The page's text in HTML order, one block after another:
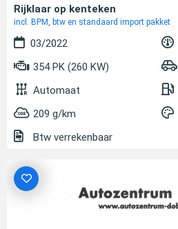
Rijklaar op kenteken
incl. BPM, btw en standaard import pakket
03/2022
354 PK (260 KW)
Automaat
209 g/km
Btw verrekenbaar